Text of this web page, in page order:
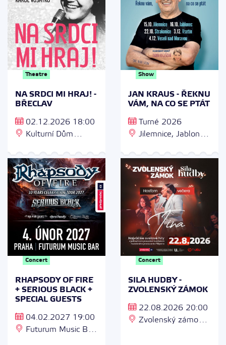
Theatre
NA SRDCI MI HRAJ! -
BŘECLAV
02.12.2026 18:00
Kulturní Dům
2964/1, 690 02
Břeclav 2
Show
JAN KRAUS - ŘEKNU
VÁM, NA CO SE PTÁT
Turné 2026
Jilemnice, Jablonec,
Concert
RHAPSODY OF FIRE
+ SERIOUS BLACK +
SPECIAL GUESTS
04.02.2027 19:00
Futurum Music Bar,
Concert
SILA HUDBY -
ZVOLENSKÝ ZÁMOK
22.08.2026 20:00
Zvolenský zámok,